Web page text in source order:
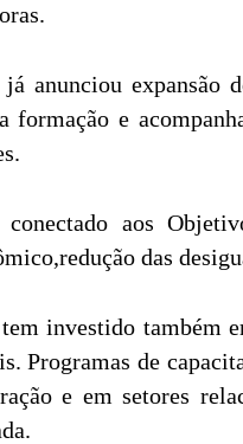
anunciou expansão
formação e
aos
das
investido também
Programas de
e em setores